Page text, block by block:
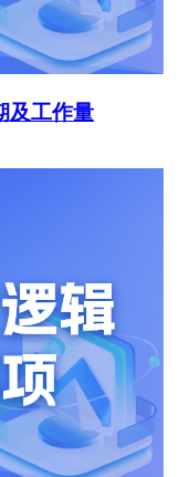
及工作量